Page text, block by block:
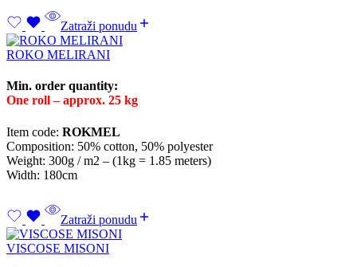
Zatraži ponudu
ROKO MELIRANI
Min. order quantity:
One roll – approx. 25 kg
Item code: ROKMEL
Composition: 50% cotton, 50% polyester
Weight: 300g / m2 – (1kg = 1.85 meters)
Width: 180cm
Zatraži ponudu
VISCOSE MISONI